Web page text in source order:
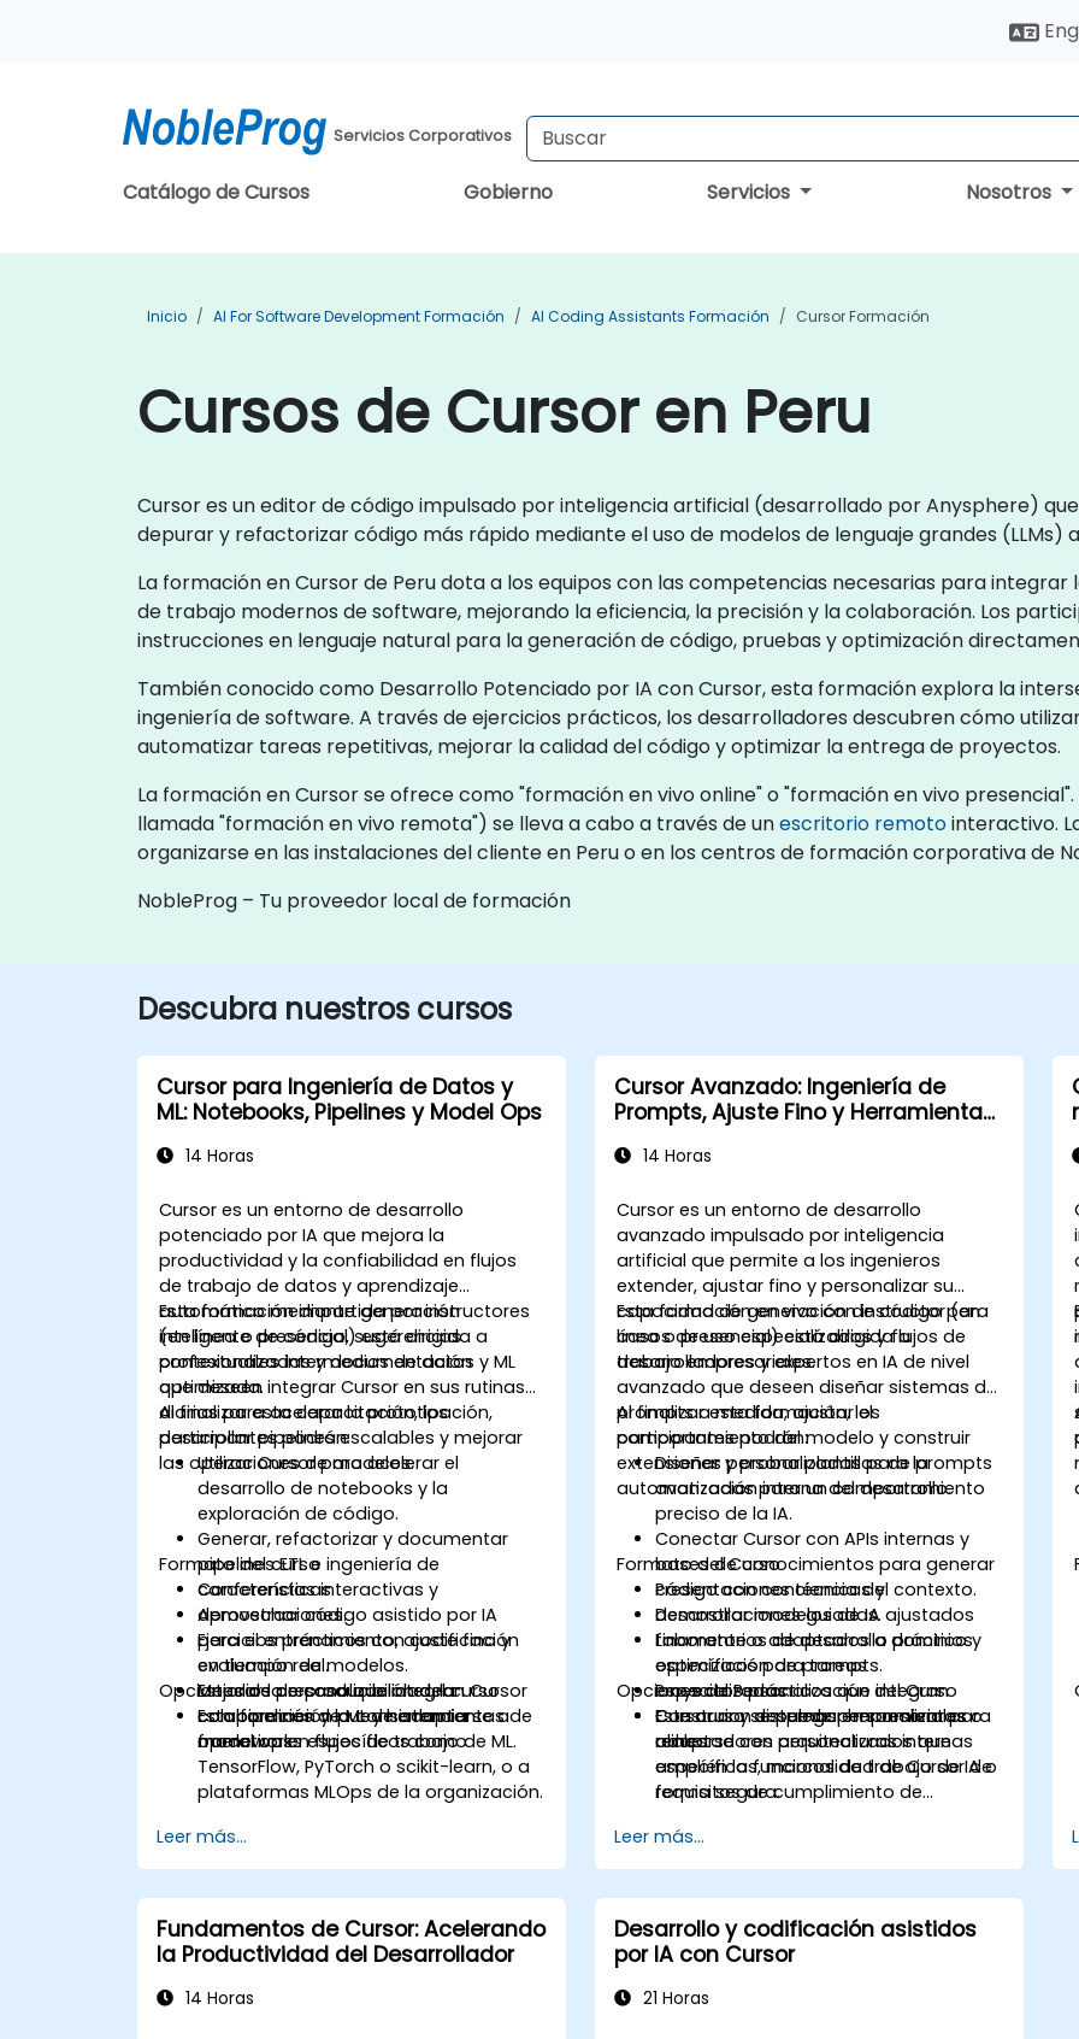
Servicios Corporativos
Catálogo de Cursos Gobierno Servicios Nosotros
Inicio AI For Software Development Formación AI Coding Assistants Formación Cursor Formación
Cursos de Cursor en Peru
Cursor es un editor de código impulsado por inteligencia artificial (desarrollado por Anysphere)
depurar y refactorizar código más rápido mediante el uso de modelos de lenguaje grandes (LLMs)
La formación en Cursor de Peru dota a los equipos con las competencias necesarias para integrar
de trabajo modernos de software, mejorando la eficiencia, la precisión y la colaboración. Los
instrucciones en lenguaje natural para la generación de código, pruebas y optimización
También conocido como Desarrollo Potenciado por IA con Cursor, esta formación explora la
ingeniería de software. A través de ejercicios prácticos, los desarrolladores descubren cómo
automatizar tareas repetitivas, mejorar la calidad del código y optimizar la entrega de proyectos.
La formación en Cursor se ofrece como "formación en vivo online" o "formación en vivo
llamada "formación en vivo remota") se lleva a cabo a través de unescritorio remotointeractivo.
organizarse en las instalaciones del cliente en Peru o en los centros de formación corporativa de
NobleProg – Tu proveedor local de formación
Descubra nuestros cursos
Cursor para Ingeniería de Datos y
ML: Notebooks, Pipelines y Model Ops
14 Horas
Cursor es un entorno de desarrollo
potenciado por IA que mejora la
productividad y la confiabilidad en flujos
de trabajo de datos y aprendizaje
automático mediante generación
inteligente de código, sugerencias
contextualizadas y documentación
optimizada.
Esta formación impartida por instructores
(en línea o presencial) está dirigida a
profesionales intermedios de datos y ML
que deseen integrar Cursor en sus rutinas
diarias para acelerar la prototipación,
desarrollar pipelines escalables y mejorar
las operaciones de modelos.
Al finalizar esta capacitación, los
participantes podrán:
Utilizar Cursor para acelerar el
desarrollo de notebooks y la
exploración de código.
Generar, refactorizar y documentar
pipelines ETL e ingeniería de
características.
Aprovechar código asistido por IA
para el entrenamiento, ajuste fino y
evaluación de modelos.
Mejorar la reproducibilidad, la
colaboración y la consistencia
operativa en flujos de trabajo de ML.
Formato del curso
Conferencias interactivas y
demostraciones.
Ejercicios prácticos con codificación
en tiempo real.
Estudios de caso que integran Cursor
con pipelines de ML y herramientas de
model ops.
Opciones de personalización del curso
Esta formación puede adaptarse a
frameworks específicos como
TensorFlow, PyTorch o scikit-learn, o a
plataformas MLOps de la organización.
Leer más...
Cursor Avanzado: Ingeniería de
Prompts, Ajuste Fino y Herramientas
14 Horas
Cursor es un entorno de desarrollo
avanzado impulsado por inteligencia
artificial que permite a los ingenieros
extender, ajustar fino y personalizar su
capacidad de generación de código para
casos de uso especializados y flujos de
trabajo empresariales.
Esta formación en vivo con instructor (en
línea o presencial) está dirigida a
desarrolladores y expertos en IA de nivel
avanzado que deseen diseñar sistemas de
prompts a medida, ajustar el
comportamiento del modelo y construir
extensiones personalizadas para la
automatización interna del desarrollo.
Al finalizar esta formación, los
participantes podrán:
Diseñar y probar plantillas de prompts
avanzadas para un comportamiento
preciso de la IA.
Conectar Cursor con APIs internas y
bases de conocimientos para generar
código con conciencia del contexto.
Desarrollar modelos de IA ajustados
finamente o adaptados a dominios
específicos para tareas
especializadas.
Construir y desplegar herramientas o
adaptadores personalizados que
amplíen la funcionalidad de Cursor de
forma segura.
Formato del Curso
Presentaciones técnicas y
demostraciones guiadas.
Laboratorios de desarrollo práctico y
optimización de prompts.
Proyectos prácticos que integran
Cursor con sistemas empresariales
reales.
Opciones de Personalización del Curso
Este curso se puede personalizar para
alinearse con arquitecturas internas
específicas, marcos de trabajo de IA o
requisitos de cumplimiento de
Leer más...
Fundamentos de Cursor: Acelerando
la Productividad del Desarrollador
14 Horas
Desarrollo y codificación asistidos
por IA con Cursor
21 Horas